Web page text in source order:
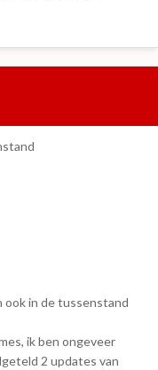
ook in de tussenstand
ik ben ongeveer
2 updates van